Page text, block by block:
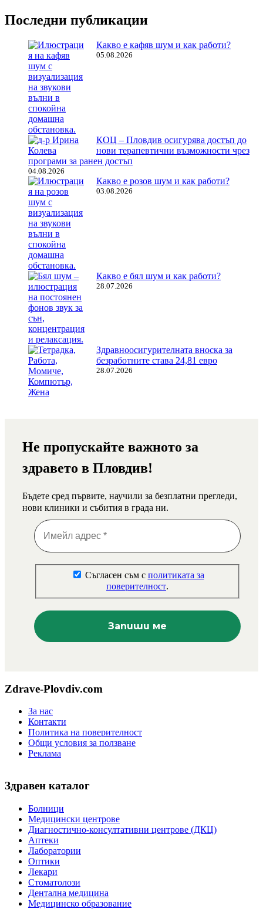
Последни публикации
Какво е кафяв шум и как работи?
05.08.2026
КОЦ – Пловдив осигурява достъп до
нови терапевтични възможности чрез
програми за ранен достъп
04.08.2026
Какво е розов шум и как работи?
03.08.2026
Какво е бял шум и как работи?
28.07.2026
Здравноосигурителната вноска за
безработните става 24,81 евро
28.07.2026
Не пропускайте важното за
здравето в Пловдив!
Бъдете сред първите, научили за безплатни прегледи,
нови клиники и събития в града ни.
Съгласен съм с политиката за
поверителност.
Zdrave-Plovdiv.com
За нас
Контакти
Политика на поверителност
Общи условия за ползване
Реклама
Здравен каталог
Болници
Медицински центрове
Диагностично-консултативни центрове (ДКЦ)
Аптеки
Лаборатории
Оптики
Лекари
Стоматолози
Дентална медицина
Медицинско образование